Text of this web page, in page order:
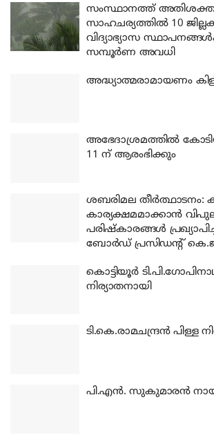
സംസ്ഥാനത്ത് അതിശക്ത
സാഹചര്യത്തിൽ 10
വിദ്യാഭ്യാസ
സമ്പൂർണ അവധി
അദ്ധ്യാത്മരാമായണം
അഭേദാശ്രമത്തില്‍
11 ന് ആരംഭിക്കും
ശബരിമല
കാര്യക്ഷമമാക്കാന്‍
പരിഷ്‌കാരങ്ങള്‍
ബോര്‍ഡ് പ്രസിഡന്റ്
കൊട്ടിയൂര്‍
നിര്യാതനായി
ടി.കെ.രാമചന്ദ്രന്‍ പിള്ള
പി.എന്‍. സുകുമാരന്‍